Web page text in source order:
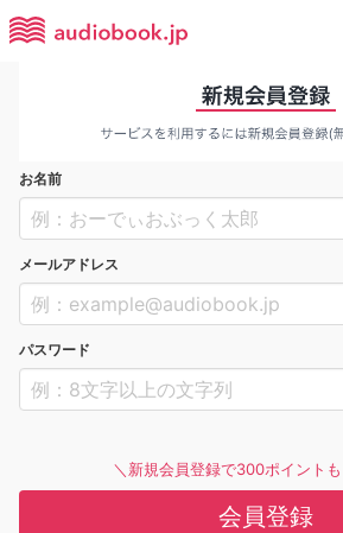
お名前
メールアドレス
パスワード
＼新規会員登録で300ポイント
会員登録